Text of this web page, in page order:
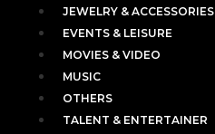
JEWELRY & ACCESSORIES
EVENTS & LEISURE
MOVIES & VIDEO
MUSIC
OTHERS
TALENT & ENTERTAINER